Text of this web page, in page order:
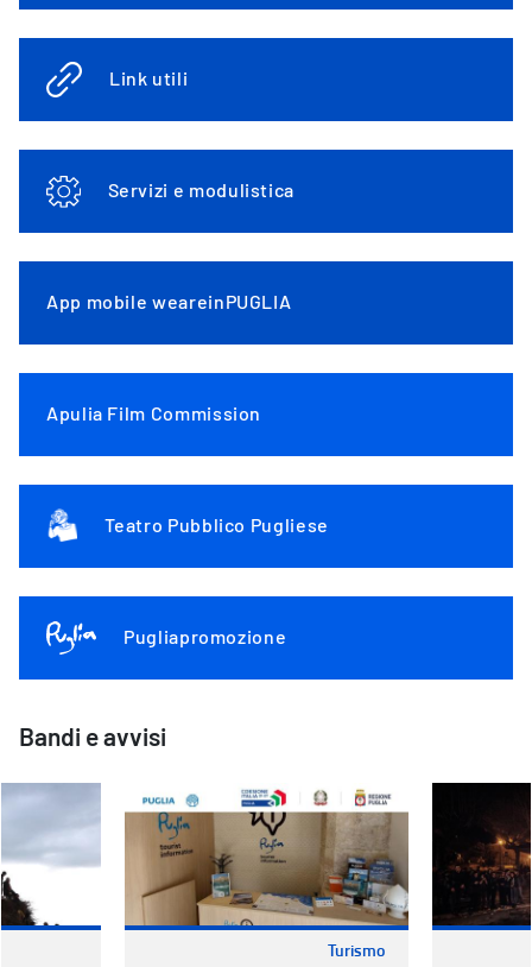
Link utili
Servizi e modulistica
App mobile weareinPUGLIA
Apulia Film Commission
Teatro Pubblico Pugliese
Pugliapromozione
Bandi e avvisi
Turismo